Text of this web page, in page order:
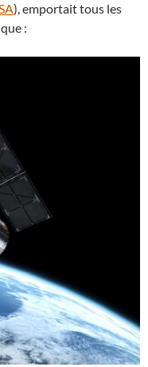
), emportait tous les
: